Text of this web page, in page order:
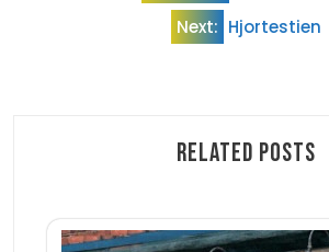
Next: Hjortestien
Related Posts